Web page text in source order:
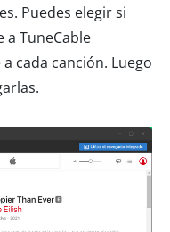
Puedes elegir si
a TuneCable
cada canción. Luego